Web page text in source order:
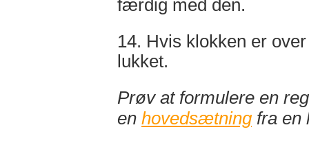
færdig med den.
14. Hvis klokken er
lukket.
Prøv at formulere en
en hovedsætningfra en